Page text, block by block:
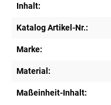
Inhalt:
Katalog Artikel-Nr.:
Marke:
Material:
Maßeinheit-Inhalt: